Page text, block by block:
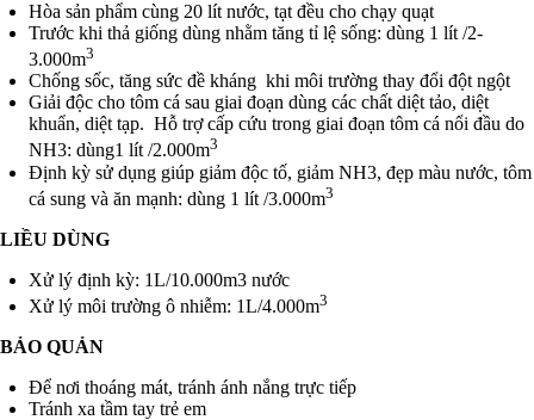
Hòa sản phẩm cùng 20 lít nước, tạt đều cho chạy quạt
Trước khi thả giống dùng nhằm tăng tỉ lệ sống: dùng 1 lít /2-
3.000m3
Chống sốc, tăng sức đề kháng khi môi trường thay đổi đột ngột
Giải độc cho tôm cá sau giai đoạn dùng các chất diệt tảo, diệt
khuẩn, diệt tạp. Hỗ trợ cấp cứu trong giai đoạn tôm cá nổi đầu do
NH3: dùng1 lít /2.000m3
Định kỳ sử dụng giúp giảm độc tố, giảm NH3, đẹp màu nước, tôm
cá sung và ăn mạnh: dùng 1 lít /3.000m3
LIỀU DÙNG
Xử lý định kỳ: 1L/10.000m3 nước
Xử lý môi trường ô nhiễm: 1L/4.000m3
BẢO QUẢN
Để nơi thoáng mát, tránh ánh nắng trực tiếp
Tránh xa tầm tay trẻ em